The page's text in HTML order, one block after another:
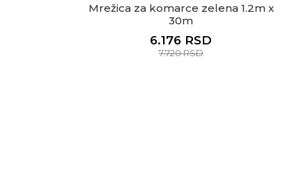
Mrežica za komarce zelena 1.2m x
30m
6.176 RSD
7.720RSD